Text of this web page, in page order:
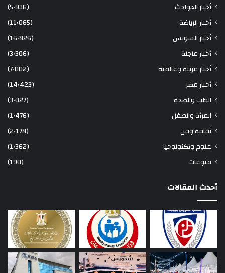
أخبار الحوادث
(5٬936)
أخبار الرياضة
(11٬065)
أخبار السويس
(16٬826)
أخبار عاجلة
(3٬306)
أخبار عربية وعالمية
(7٬002)
أخبار مصر
(14٬423)
الطب والصحة
(3٬027)
المرأة والطفل
(1٬476)
ثقافة وفن
(2٬178)
علوم وتكنولوجيا
(1٬362)
منوعات
(190)
أحدث المقالات